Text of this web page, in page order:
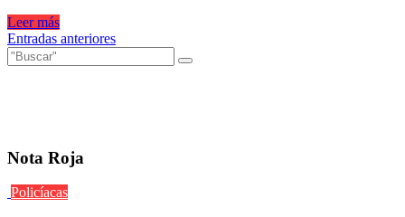
Leer más
Navegación
de
Entradas anteriores
Nota Roja
Policíacas